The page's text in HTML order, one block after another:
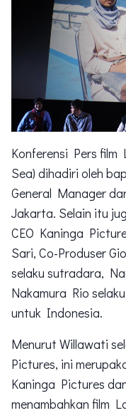
Konferensi Pers
Sea) dihadiri oleh
General Manager
Jakarta. Selain itu
CEO Kaninga
Sari, Co-Produser
selaku sutradara,
Nakamura Rio
untuk Indonesia.
Menurut Willawati
Pictures, ini
Kaninga Pictures
menambahkan film